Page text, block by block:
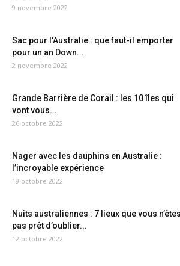
9 novembre 2022
Sac pour l’Australie : que faut-il emporter
pour un an Down...
2 novembre 2022
Grande Barrière de Corail : les 10 îles qui
vont vous...
26 octobre 2022
Nager avec les dauphins en Australie :
l’incroyable expérience
19 octobre 2022
Nuits australiennes : 7 lieux que vous n’êtes
pas prêt d’oublier...
12 octobre 2022